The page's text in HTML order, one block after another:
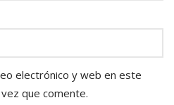
electrónico y web en este
que comente.